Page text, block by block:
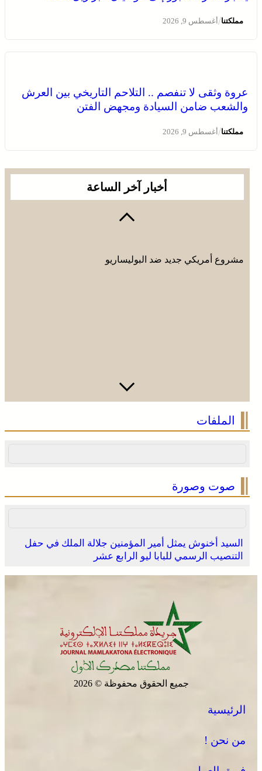
مملكتنا/أغسطس 9, 2026
عروة وثقى لا تنفصم .. التلاحم التاريخي بين العرش
والشعب ضامن السيادة ومجهض الفتن
مملكتنا/أغسطس 9, 2026
أخبار آخر الساعة
مشروع أمريكي جديد ضد البوليساريو
الملفات
صوت وصورة
السيد أخنوش يمثل أمير المؤمنين جلالة الملك في حفل
التنصيب الرسمي للبابا ليو الرابع عشر
جميع الحقوق محفوظة © 2026
الرئيسية
من نحن !